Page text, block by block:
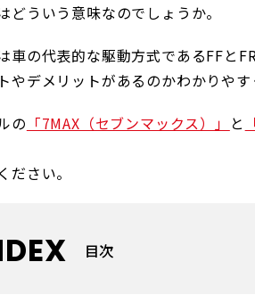
どういう意味なのでしょうか。
車の代表的な駆動方式であるFFと
やデメリットがあるのかわかりやす
の 「7MAX（セブンマックス）」 と
ださい。
目次